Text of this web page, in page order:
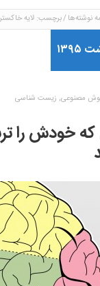
نوشته‌ها برچسب: لایه
مصنوعی, زیست شناسی
خودش را